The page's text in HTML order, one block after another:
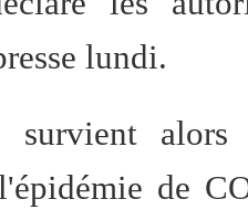
lundi.
survient
de